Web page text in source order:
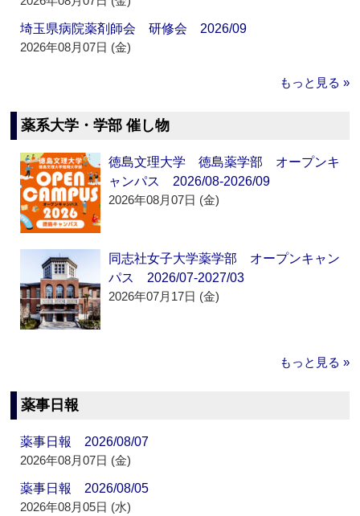
埼玉県病院薬剤師会 研修会 2026/09
2026年08月07日 (金)
もっと見る »
薬系大学・学部 催し物
徳島文理大学 徳島薬学部 オープンキ
ャンパス 2026/08-2026/09
2026年08月07日 (金)
同志社女子大学薬学部 オープンキャン
パス 2026/07-2027/03
2026年07月17日 (金)
もっと見る »
薬事日報
薬事日報 2026/08/07
2026年08月07日 (金)
薬事日報 2026/08/05
2026年08月05日 (水)